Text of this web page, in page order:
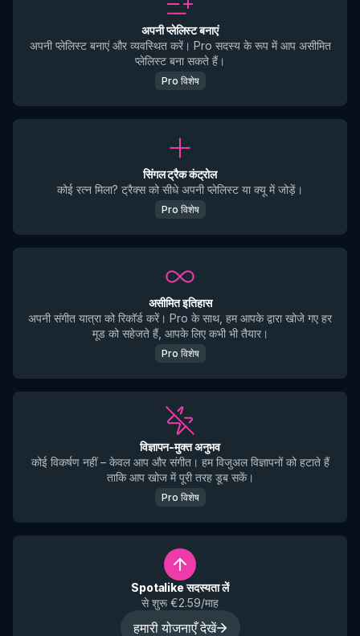
अपनी प्लेलिस्ट बनाएं
अपनी प्लेलिस्ट बनाएं और व्यवस्थित करें। Pro सदस्य के रूप में आप असीमित
प्लेलिस्ट बना सकते हैं।
Pro विशेष
सिंगल ट्रैक कंट्रोल
कोई रत्न मिला? ट्रैक्स को सीधे अपनी प्लेलिस्ट या क्यू में जोड़ें।
Pro विशेष
असीमित इतिहास
अपनी संगीत यात्रा को रिकॉर्ड करें। Pro के साथ, हम आपके द्वारा खोजे गए हर
मूड को सहेजते हैं, आपके लिए कभी भी तैयार।
Pro विशेष
विज्ञापन-मुक्त अनुभव
कोई विकर्षण नहीं – केवल आप और संगीत। हम विजुअल विज्ञापनों को हटाते हैं
ताकि आप खोज में पूरी तरह डूब सकें।
Pro विशेष
Spotalike सदस्यता लें
से शुरू €2.59/माह
हमारी योजनाएँ देखें